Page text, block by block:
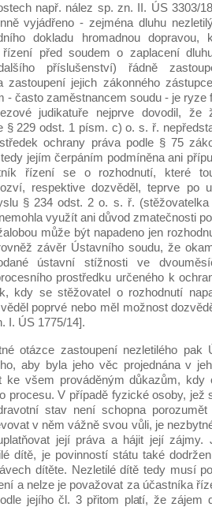
např. nález sp. zn. II. ÚS 3303/
vyjádřeno - zejména dluhu
dokladu hromadnou
řízení před soudem o zaplacení
příslušenství) řádně
zastoupení jejich zákonného
- často zaměstnancem soudu - je ryze
judikatuře nejprve dovodil, že
§ 229 odst. 1 písm. c) o. s. ř.
ochrany práva podle § 75
jejím čerpáním podmíněna ani
řízení se o rozhodnutí, které
respektive dozvěděl, teprve po
§ 234 odst. 2 o. s. ř.
využít ani důvod zmatečnosti
může být napadeno jen
závěr Ústavního soudu, že
ústavní stížnosti ve
prostředku určeného k
kdy se stěžovatel o rozhodnutí
poprvé nebo měl možnost
I. ÚS 1775/14].
otázce zastoupení nezletilého pak
aby byla jeho věc projednána v
ke všem prováděným důkazům, kdy
procesu. V případě fyzické osoby, jež
stav není schopna porozumět
v něm vážně svou vůli, je
její práva a hájit její zájmy.
dítě, je povinností státu také
dítěte. Nezletilé dítě tedy musí
a nelze je považovat za účastníka
jejího čl. 3 přitom platí, že zájem